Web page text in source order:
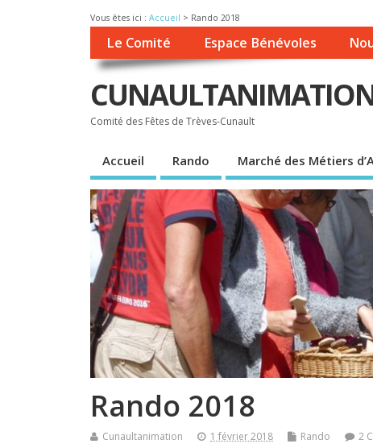
Vous êtes ici : Accueil > Rando 2018
Le Comité Espace Bénévoles
Comité des Fêtes de Trèves-Cunault
Accueil Rando Marché des Métiers
Rando 2018
Cunaultanimation 1 février 2018 Rando 2